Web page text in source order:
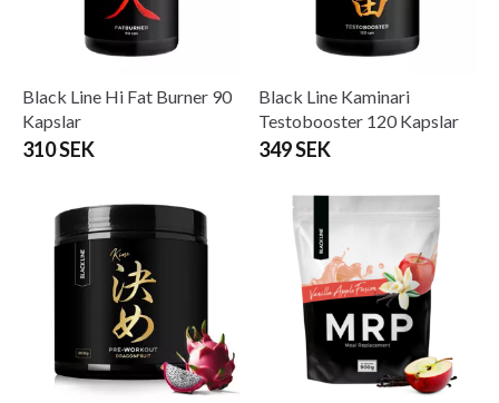
Black Line Hi Fat Burner 90
Kapslar
310 SEK
Black Line Kaminari
Testobooster 120 Kapslar
349 SEK